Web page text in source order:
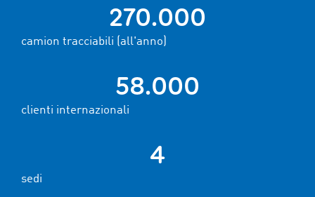
270.000
camion tracciabili (all'anno)
58.000
clienti internazionali
4
sedi